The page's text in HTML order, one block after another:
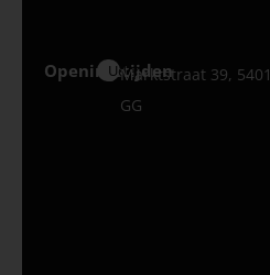
Openingstijden
Uden
Marktstraat 39, 5401
GG